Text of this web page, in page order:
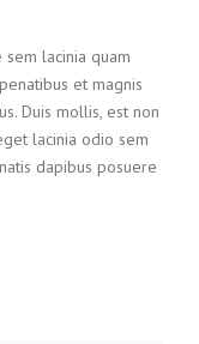
lacinia quam
et magnis
Duis mollis, est non
lacinia odio sem
dapibus posuere